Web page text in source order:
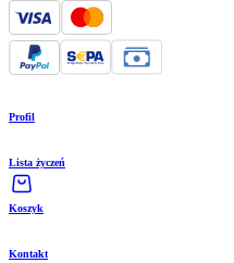
Profil
Lista życzeń
Koszyk
Kontakt